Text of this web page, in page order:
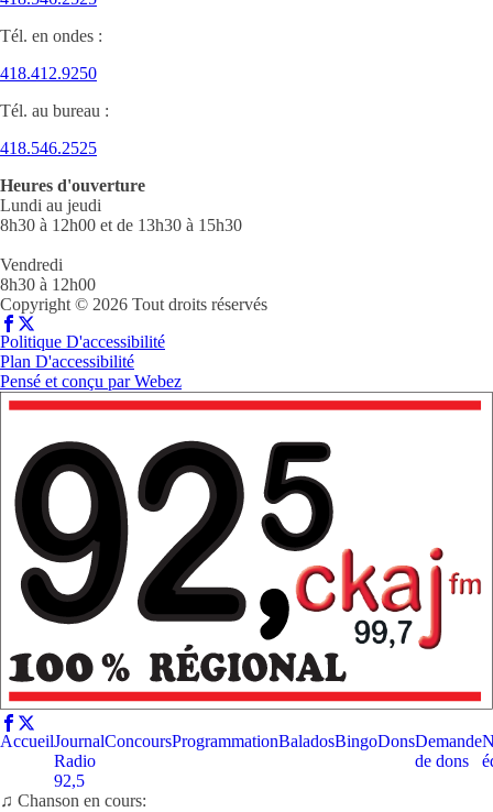
Tél. en ondes :
418.412.9250
Tél. au bureau :
418.546.2525
Heures d'ouverture
Lundi au jeudi
8h30 à 12h00 et de 13h30 à 15h30
Vendredi
8h30 à 12h00
Copyright © 2026 Tout droits réservés
Politique D'accessibilité
Plan D'accessibilité
Pensé et conçu parWebez
AccueilJournal
Radio
92,5
ConcoursProgrammationBaladosBingoDonsDemande
de dons
♫ Chanson en cours: